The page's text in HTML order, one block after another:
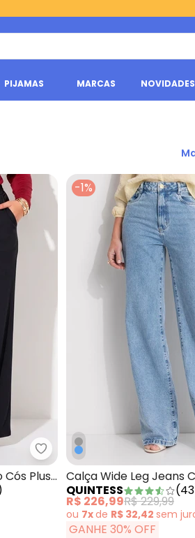
PIJAMAS MARCAS NOVIDADES
Alcinha Midsize Azul
Marguerite - Calça Preto
Plus
-1%
Calça Wide Leg Jeans
QUINTESS
(43
R$ 226,99R$ 229,99
ou 7xde R$ 32,42 sem
GANHE 30% OFF